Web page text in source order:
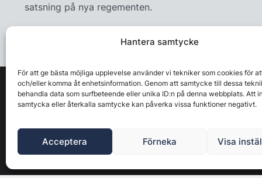
Hantera samtycke
För att ge bästa möjliga upplevelse använder vi tekniker som cookies för
och/eller komma åt enhetsinformation. Genom att samtycke till dessa
behandla data som surfbeteende eller unika ID:n på denna webbplats. Att
samtycka eller återkalla samtycke kan påverka vissa funktioner negativt.
Acceptera Förneka Visa
satsning på nya regementen.